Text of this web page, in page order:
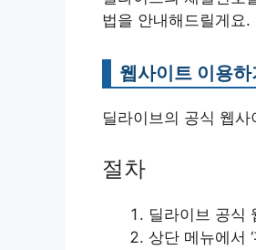
법을 안내해드릴게요.
웹사이트 이용하
딜라이브의 공식 웹
절차
딜라이브 공식
상단 메뉴에서